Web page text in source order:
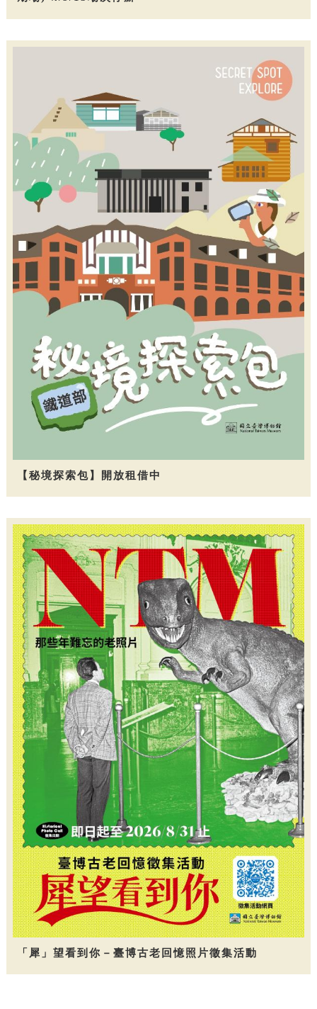
【秘境探索包】開放租借中
「犀」望看到你－臺博古老回憶照片徵集活動